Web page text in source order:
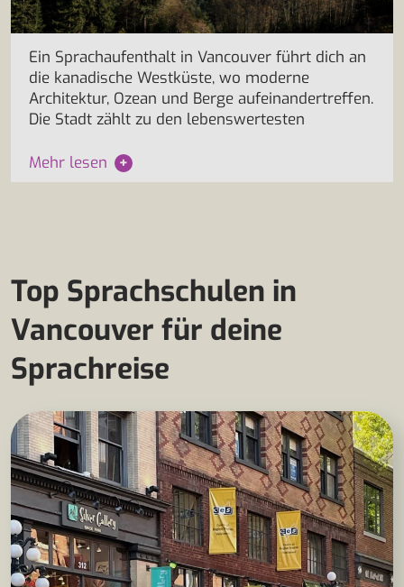
Ein Sprachaufenthalt in Vancouver führt dich an
die kanadische Westküste, wo moderne
Architektur, Ozean und Berge aufeinandertreffen.
Die Stadt zählt zu den lebenswertesten
Mehr lesen +
Top Sprachschulen in
Vancouver für deine
Sprachreise